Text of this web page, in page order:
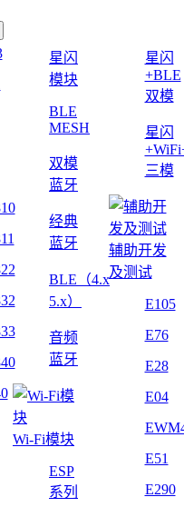
星闪
模块
BLE
MESH
双模
蓝牙
经典
蓝牙
BLE（4.x
5.x）
音频
蓝牙
Wi-Fi模块
ESP
系列
星闪
+BLE
双模
星闪
三模
辅助开发
及测试
E105
E76
E28
E04
E51
E290